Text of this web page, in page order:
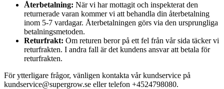
Återbetalning: När vi har mottagit och inspekterat den
returnerade varan kommer vi att behandla din återbetalning
inom 5-7 vardagar. Återbetalningen görs via den ursprungliga
betalningsmetoden.
Returfrakt: Om returen beror på ett fel från vår sida täcker vi
returfrakten. I andra fall är det kundens ansvar att betala för
returfrakten.
För ytterligare frågor, vänligen kontakta vår kundservice på
kundservice@supergrow.se eller telefon +4524798080.